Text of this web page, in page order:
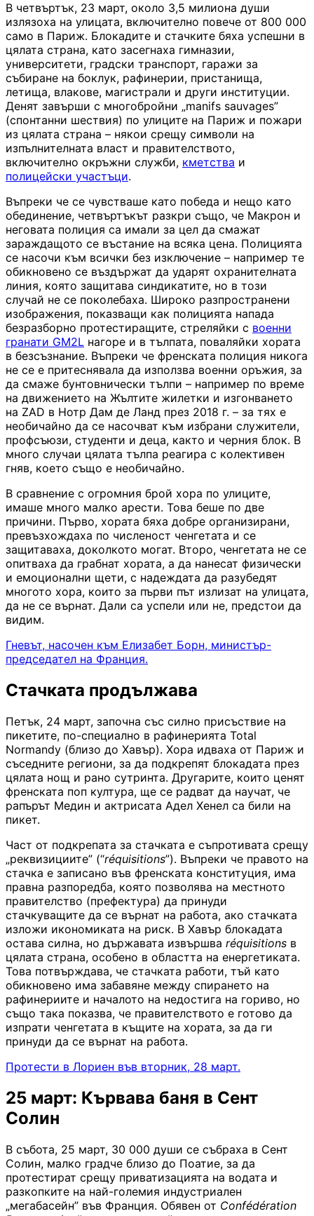
В четвъртък, 23 март, около 3,5 милиона души
излязоха на улицата, включително повече от 800 000
само в Париж. Блокадите и стачките бяха успешни в
цялата страна, като засегнаха гимназии,
университети, градски транспорт, гаражи за
събиране на боклук, рафинерии, пристанища,
летища, влакове, магистрали и други институции.
Денят завърши с многобройни „manifs sauvages”
(спонтанни шествия) по улиците на Париж и пожари
из цялата страна – някои срещу символи на
изпълнителната власт и правителството,
включително окръжни служби, кметства и
полицейски участъци.
Въпреки че се чувстваше като победа и нещо като
обединение, четвъртъкът разкри също, че Макрон и
неговата полиция са имали за цел да смажат
зараждащото се въстание на всяка цена. Полицията
се насочи към всички без изключение – например те
обикновено се въздържат да ударят охранителната
линия, която защитава синдикатите, но в този
случай не се поколебаха. Широко разпространени
изображения, показващи как полицията напада
безразборно протестиращите, стреляйки с военни
гранати GM2L нагоре и в тълпата, поваляйки хората
в безсъзнание. Въпреки че френската полиция никога
не се е притеснявала да използва военни оръжия, за
да смаже бунтовнически тълпи – например по време
на движението на Жълтите жилетки и изгонването
на ZAD в Нотр Дам де Ланд през 2018 г. – за тях е
необичайно да се насочват към избрани служители,
профсъюзи, студенти и деца, както и черния блок. В
много случаи цялата тълпа реагира с колективен
гняв, което също е необичайно.
В сравнение с огромния брой хора по улиците,
имаше много малко арести. Това беше по две
причини. Първо, хората бяха добре организирани,
превъзхождаха по численост ченгетата и се
защитаваха, доколкото могат. Второ, ченгетата не се
опитваха да грабнат хората, а да нанесат физически
и емоционални щети, с надеждата да разубедят
многото хора, които за първи път излизат на улицата,
да не се върнат. Дали са успели или не, предстои да
видим.
Гневът, насочен към Елизабет Борн, министър-
председател на Франция.
Стачката продължава
Петък, 24 март, започна със силно присъствие на
пикетите, по-специално в рафинерията Total
Normandy (близо до Хавър). Хора идваха от Париж и
съседните региони, за да подкрепят блокадата през
цялата нощ и рано сутринта. Другарите, които ценят
френската поп култура, ще се радват да научат, че
рапърът Медин и актрисата Адел Хенел са били на
пикет.
Част от подкрепата за стачката е съпротивата срещу
„реквизициите” (“réquisitions”). Въпреки че правото на
стачка е записано във френската конституция, има
правна разпоредба, която позволява на местното
правителство (префектура) да принуди
стачкуващите да се върнат на работа, ако стачката
изложи икономиката на риск. В Хавър блокадата
остава силна, но държавата извършва réquisitions в
цялата страна, особено в областта на енергетиката.
Това потвърждава, че стачката работи, тъй като
обикновено има забавяне между спирането на
рафинериите и началото на недостига на гориво, но
също така показва, че правителството е готово да
изпрати ченгетата в къщите на хората, за да ги
принуди да се върнат на работа.
Протести в Лориен във вторник, 28 март.
25 март: Кървава баня в Сент
Солин
В събота, 25 март, 30 000 души се събраха в Сент
Солин, малко градче близо до Поатие, за да
протестират срещу приватизацията на водата и
разкопките на най-големия индустриален
„мегабасейн” във Франция. Обявен от Confédération